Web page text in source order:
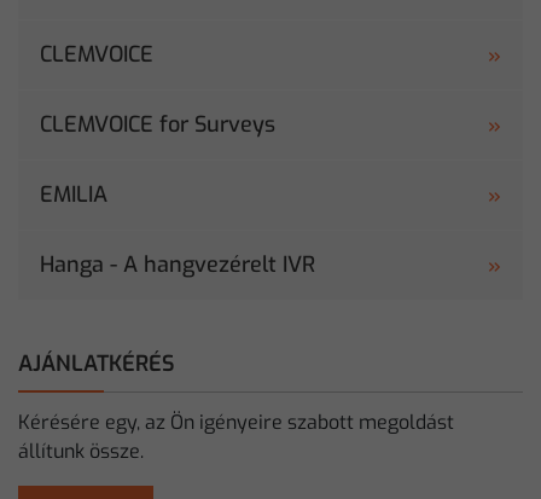
CLEMVOICE
CLEMVOICE for Surveys
EMILIA
Hanga - A hangvezérelt IVR
AJÁNLATKÉRÉS
Kérésére egy, az Ön igényeire szabott megoldást
állítunk össze.